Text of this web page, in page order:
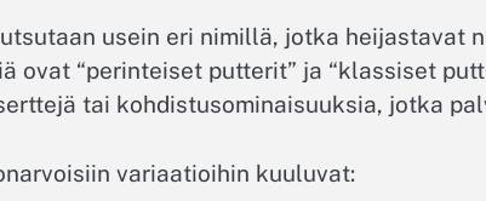
usein eri nimillä, jotka heijastavat
ovat “perinteiset putterit” ja “klassiset
tai kohdistusominaisuuksia, jotka
variaatioihin kuuluvat: